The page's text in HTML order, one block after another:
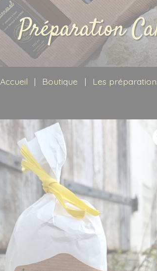
Préparation
Accueil | Boutique | Les